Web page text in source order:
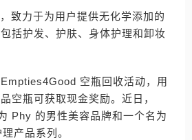
致力于为用户提供无化学添加的
括护发、护肤、身体护理和卸妆
空瓶回收活动，用
空瓶可获取现金奖励。近日，
Phy 的男性美容品牌和一个名为
产品系列。